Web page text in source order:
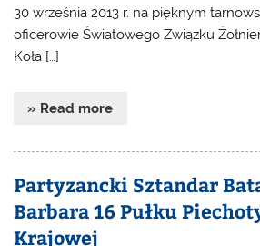
30 września 2013 r. na pięknym
oficerowie Światowego Związku
Koła […]
» Read more
Partyzancki Sztandar
Barbara 16 Pułku
Krajowej